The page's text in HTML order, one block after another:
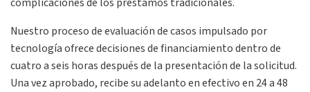
Nuestro proceso de evaluación de casos impulsado por
tecnología ofrece decisiones de financiamiento dentro de
cuatro a seis horas después de la presentación de la solicitud.
Una vez aprobado, recibe su adelanto en efectivo en 24 a 48